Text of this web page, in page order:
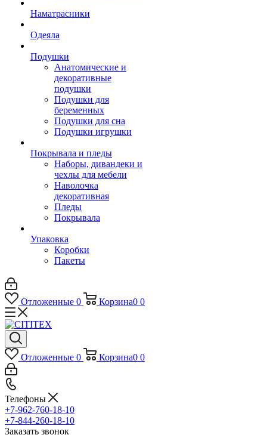
Наматрасники
Одеяла
Подушки
Анатомические и
декоративные
подушки
Подушки для
беременных
Подушки для сна
Подушки игрушки
Покрывала и пледы
Наборы, дивандеки и
чехлы для мебели
Наволочка
декоративная
Пледы
Покрывала
Упаковка
Коробки
Пакеты
Отложенные 0 Корзина0 0
Отложенные 0 Корзина0 0
Телефоны
+7-962-760-18-10
+7-844-260-18-10
Заказать звонок